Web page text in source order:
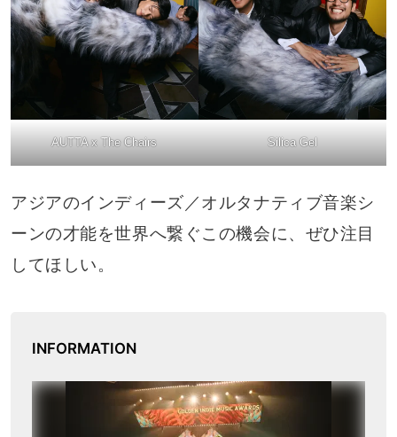
AUTTA x The Chairs Silica Gel
アジアのインディーズ／オルタナティブ音楽シ
ーンの才能を世界へ繋ぐこの機会に、ぜひ注目
してほしい。
INFORMATION